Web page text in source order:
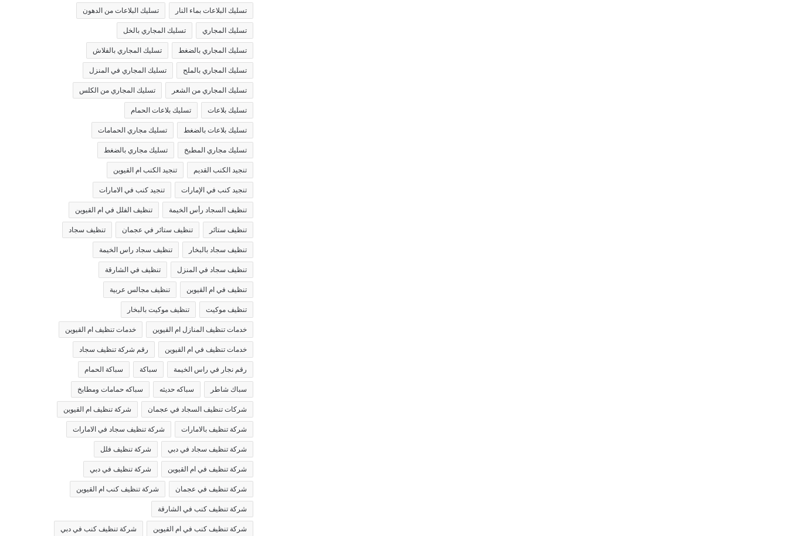
تسليك البلاعات بماء النار تسليك البلاعات من الدهون
تسليك المجاري تسليك المجاري بالخل
تسليك المجاري بالضغط تسليك المجاري بالفلاش
تسليك المجاري بالملح تسليك المجاري في المنزل
تسليك المجاري من الشعر تسليك المجاري من الكلس
تسليك بلاعات تسليك بلاعات الحمام
تسليك بلاعات بالضغط تسليك مجاري الحمامات
تسليك مجاري المطبخ تسليك مجاري بالضغط
تنجيد الكنب القديم تنجيد الكنب ام القيوين
تنجيد كنب في الإمارات تنجيد كنب في الامارات
تنظيف السجاد رأس الخيمة تنظيف الفلل في ام القيوين
تنظيف ستائر تنظيف ستائر في عجمان تنظيف سجاد
تنظيف سجاد بالبخار تنظيف سجاد راس الخيمة
تنظيف سجاد في المنزل تنظيف في الشارقة
تنظيف في ام القيوين تنظيف مجالس عربية
تنظيف موكيت تنظيف موكيت بالبخار
خدمات تنظيف المنازل ام القيوين خدمات تنظيف ام القيوين
خدمات تنظيف في ام القيوين رقم شركة تنظيف سجاد
رقم نجار في راس الخيمة سباكة سباكة الحمام
سباك شاطر سباكه حديثه سباكه حمامات ومطابخ
شركات تنظيف السجاد في عجمان شركة تنظيف ام القيوين
شركة تنظيف بالامارات شركة تنظيف سجاد في الامارات
شركة تنظيف سجاد في دبي شركة تنظيف فلل
شركة تنظيف في ام القيوين شركة تنظيف في دبي
شركة تنظيف في عجمان شركة تنظيف كنب ام القيوين
شركة تنظيف كنب في الشارقة
شركة تنظيف كنب في ام القيوين شركة تنظيف كنب في دبي